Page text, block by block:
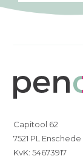
Capitool 62
7521 PL Enschede
KvK: 54673917